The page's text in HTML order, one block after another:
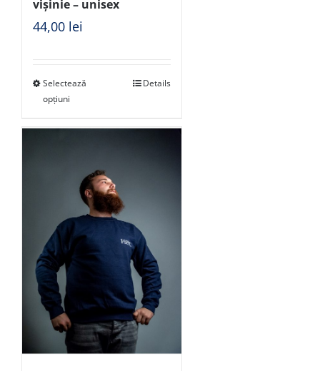
vișinie – unisex
44,00 lei
Selectează
opțiuni
Details